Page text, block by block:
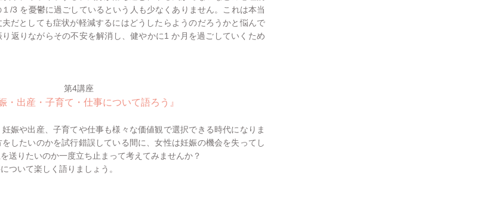
/3 を憂鬱に過ごしているという人も少なくありません。これは本当
だとしても症状が軽減するにはどうしたらようのだろうかと悩んで
返りながらその不安を解消し、健やかに1 か月を過ごしていくため
第4講座
・出産・子育て・仕事について語ろう』
娠や出産、子育てや仕事も様々な価値観で選択できる時代になりま
したいのかを試行錯誤している間に、女性は妊娠の機会を失ってし
送りたいのか一度立ち止まって考えてみませんか？
ついて楽しく語りましょう 。